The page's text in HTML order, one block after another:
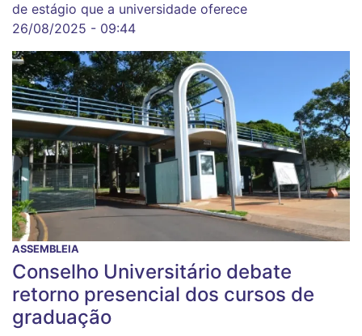
de estágio que a universidade oferece
26/08/2025 - 09:44
ASSEMBLEIA
Conselho Universitário debate
retorno presencial dos cursos de
graduação